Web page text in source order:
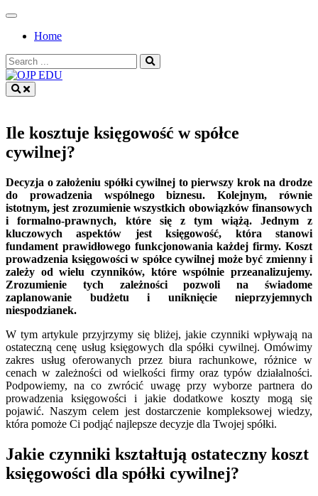
Skip
contentHome
Search
for:
Ile kosztuje księgowość w spółce
cywilnej?
Decyzja o założeniu spółki cywilnej to pierwszy krok na drodze
do prowadzenia wspólnego biznesu. Kolejnym, równie
istotnym, jest zrozumienie wszystkich obowiązków finansowych
i formalno-prawnych, które się z tym wiążą. Jednym z
kluczowych aspektów jest księgowość, która stanowi
fundament prawidłowego funkcjonowania każdej firmy. Koszt
prowadzenia księgowości w spółce cywilnej może być zmienny i
zależy od wielu czynników, które wspólnie przeanalizujemy.
Zrozumienie tych zależności pozwoli na świadome
zaplanowanie budżetu i uniknięcie nieprzyjemnych
niespodzianek.
W tym artykule przyjrzymy się bliżej, jakie czynniki wpływają na
ostateczną cenę usług księgowych dla spółki cywilnej. Omówimy
zakres usług oferowanych przez biura rachunkowe, różnice w
cenach w zależności od wielkości firmy oraz typów działalności.
Podpowiemy, na co zwrócić uwagę przy wyborze partnera do
prowadzenia księgowości i jakie dodatkowe koszty mogą się
pojawić. Naszym celem jest dostarczenie kompleksowej wiedzy,
która pomoże Ci podjąć najlepsze decyzje dla Twojej spółki.
Jakie czynniki kształtują ostateczny koszt
księgowości dla spółki cywilnej?